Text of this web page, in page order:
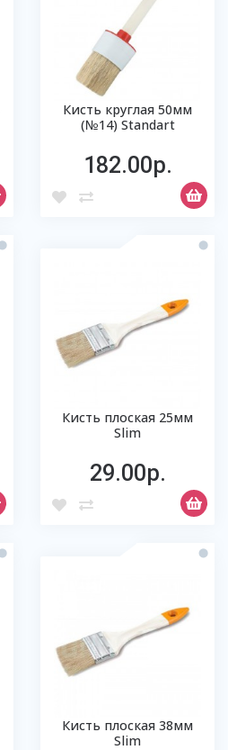
Кисть круглая 50мм
(№14) Standart
182.00р.
Кисть плоская 25мм
Slim
29.00р.
Кисть плоская 38мм
Slim